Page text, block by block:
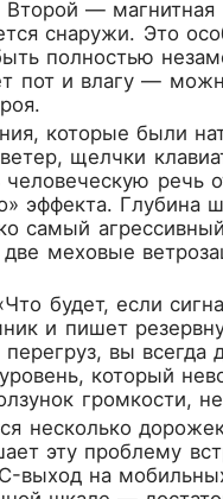
—
снаружи. Это
полностью
пот и влагу —
которые были
щелчки
речь
эффекта. Глубина
самый
меховые
будет, если
и пишет
вы всегда
который
громкости, не
несколько
эту проблему
выход на